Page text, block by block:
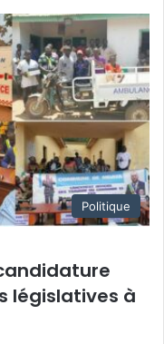
Politique
législatives à